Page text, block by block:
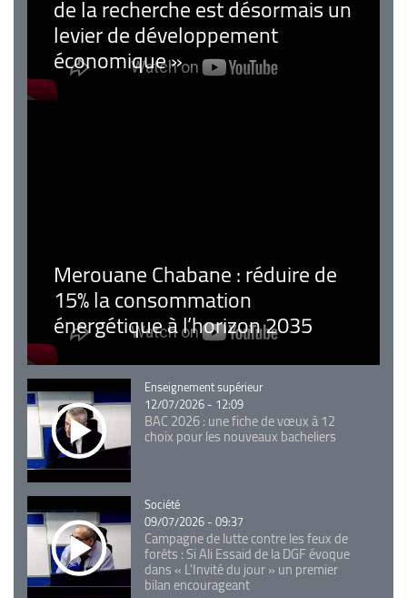
de la recherche est désormais un
levier de développement
économique »
Merouane Chabane : réduire de
15% la consommation
énergétique à l’horizon 2035
Catégorie
Enseignement supérieur
12/07/2026 - 12:09
BAC 2026 : une fiche de vœux à 12
choix pour les nouveaux bacheliers
Catégorie
Société
09/07/2026 - 09:37
Campagne de lutte contre les feux de
forêts : Si Ali Essaid de la DGF évoque
dans « L'Invité du jour » un premier
bilan encourageant